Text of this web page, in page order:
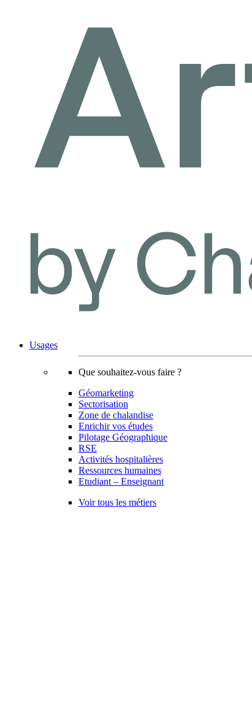
Usages
Que souhaitez-vous faire ?
Géomarketing
Sectorisation
Zone de chalandise
Enrichir vos études
Pilotage Géographique
RSE
Activités hospitalières
Ressources humaines
Etudiant – Enseignant
Voir tous les métiers